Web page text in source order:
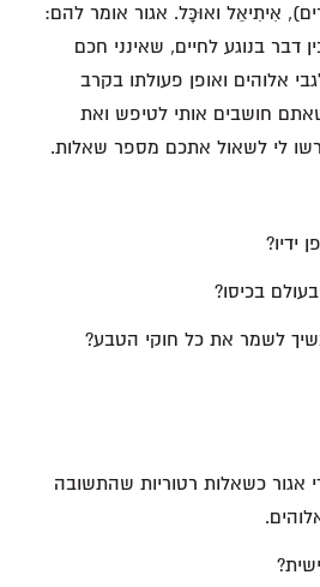
אִיתִיאֵל ואוּכָּל. אגור אומר להם:
דבר בנוגע לחיים, שאינני חכם
אלוהים ואופן פעולתו בקרב
חושבים אותי לטיפש ואת
לי לשאול אתכם מספר שאלות.
ידיו?
בכיסו?
לשמר את כל חוקי הטבע?
אגור כשאלות רטוריות שהתשובה